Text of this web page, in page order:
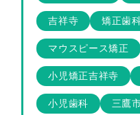
吉祥寺 矯正歯
マウスピース矯正
小児矯正吉祥寺
小児歯科 三鷹